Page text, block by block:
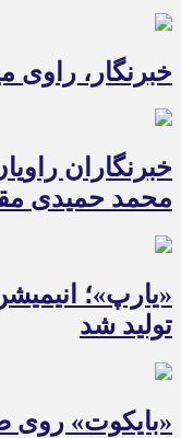
خبرنگار، راوی
خبرنگاران
محمد حمیدی
«یارپ»؛
تولید شد
«بایکوت» روی